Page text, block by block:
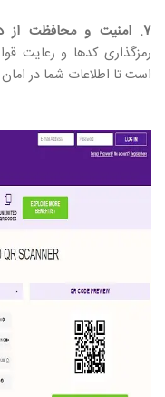
۷. امنیت و محافظت از داده‌ها
رمزگذاری کدها و رعایت
است تا اطلاعات شما در